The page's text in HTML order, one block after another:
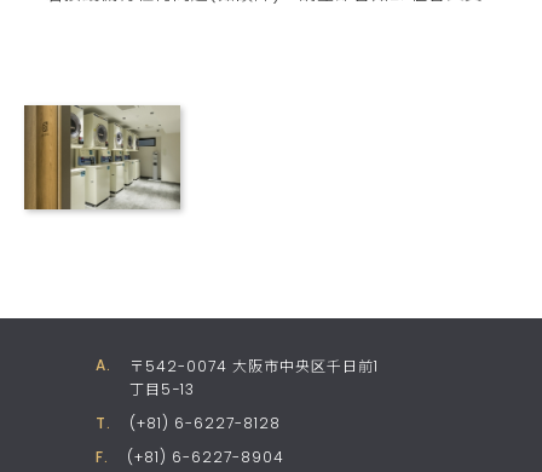
A.
〒542-0074 大阪市中央区千日前1
丁目5−13
T.
(+81) 6-6227-8128
F. (+81) 6-6227-8904